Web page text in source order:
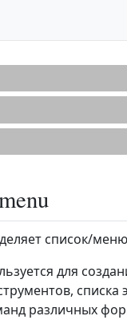
содержанию
список/
для
списка
различных